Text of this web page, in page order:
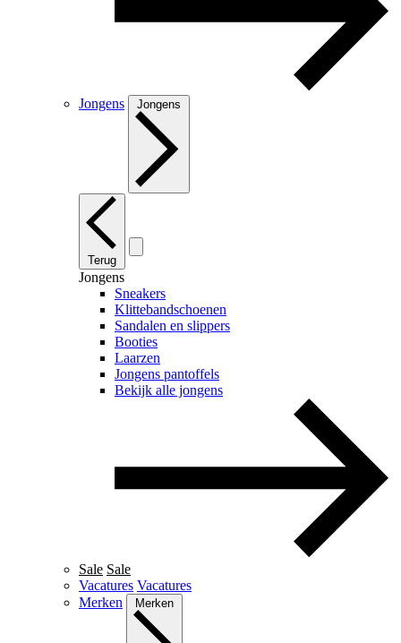
Jongens Jongens
Terug
Jongens
Sneakers
Klittebandschoenen
Sandalen en slippers
Booties
Laarzen
Jongens pantoffels
Bekijk alle jongens
Sale Sale
Vacatures Vacatures
Merken
Merken